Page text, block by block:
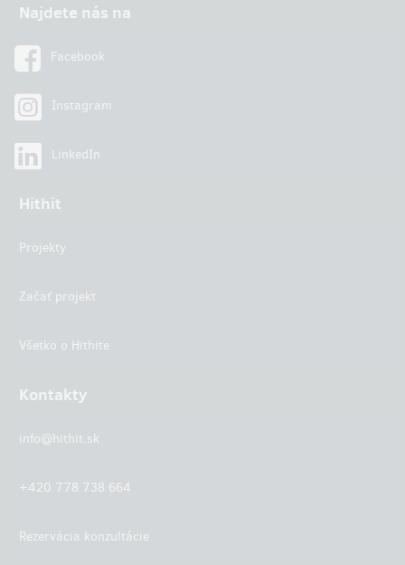
Najdete nás na
Facebook
Instagram
LinkedIn
Hithit
Projekty
Začať projekt
Všetko o Hithite
Kontakty
info@hithit.sk
+420 778 738 664
Rezervácia konzultácie